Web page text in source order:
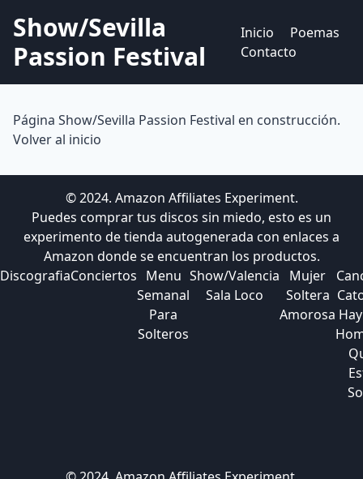
Show/Sevilla
Passion Festival
Inicio
Poemas
Contacto
Página Show/Sevilla Passion Festival en construcción.
Volver al inicio
© 2024. Amazon Affiliates Experiment.
Puedes comprar tus discos sin miedo, esto es un
experimento de tienda autogenerada con enlaces a
Amazon donde se encuentran los productos.
DiscografiaConciertos Menu
Semanal
Para
Solteros
Show/Valencia
Sala Loco
Mujer
Soltera
Amorosa